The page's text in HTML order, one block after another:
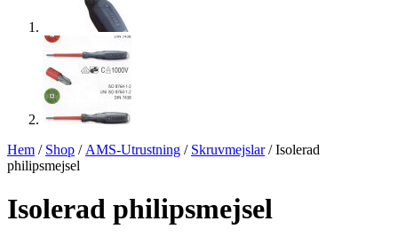
Hem / Shop / AMS-Utrustning / Skruvmejslar/ Isolerad
philipsmejsel
Isolerad philipsmejsel